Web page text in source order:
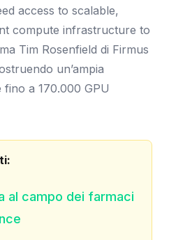
access to scalable,
compute infrastructure to
Tim Rosenfield di Firmus
un’ampia
a 170.000 GPU
al campo dei farmaci